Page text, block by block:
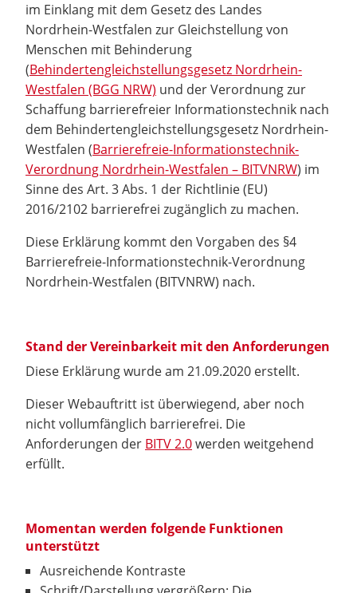
im Einklang mit dem Gesetz des Landes
Nordrhein-Westfalen zur Gleichstellung von
Menschen mit Behinderung
(Behindertengleichstellungsgesetz Nordrhein-
Westfalen (BGG NRW) und der Verordnung zur
Schaffung barrierefreier Informationstechnik nach
dem Behindertengleichstellungsgesetz Nordrhein-
Westfalen (Barrierefreie-Informationstechnik-
Verordnung Nordrhein-Westfalen – BITVNRW) im
Sinne des Art. 3 Abs. 1 der Richtlinie (EU)
2016/2102 barrierefrei zugänglich zu machen.
Diese Erklärung kommt den Vorgaben des §4
Barrierefreie-Informationstechnik-Verordnung
Nordrhein-Westfalen (BITVNRW) nach.
Stand der Vereinbarkeit mit den Anforderungen
Diese Erklärung wurde am 21.09.2020 erstellt.
Dieser Webauftritt ist überwiegend, aber noch
nicht vollumfänglich barrierefrei. Die
Anforderungen der BITV 2.0werden weitgehend
erfüllt.
Momentan werden folgende Funktionen
unterstützt
Ausreichende Kontraste